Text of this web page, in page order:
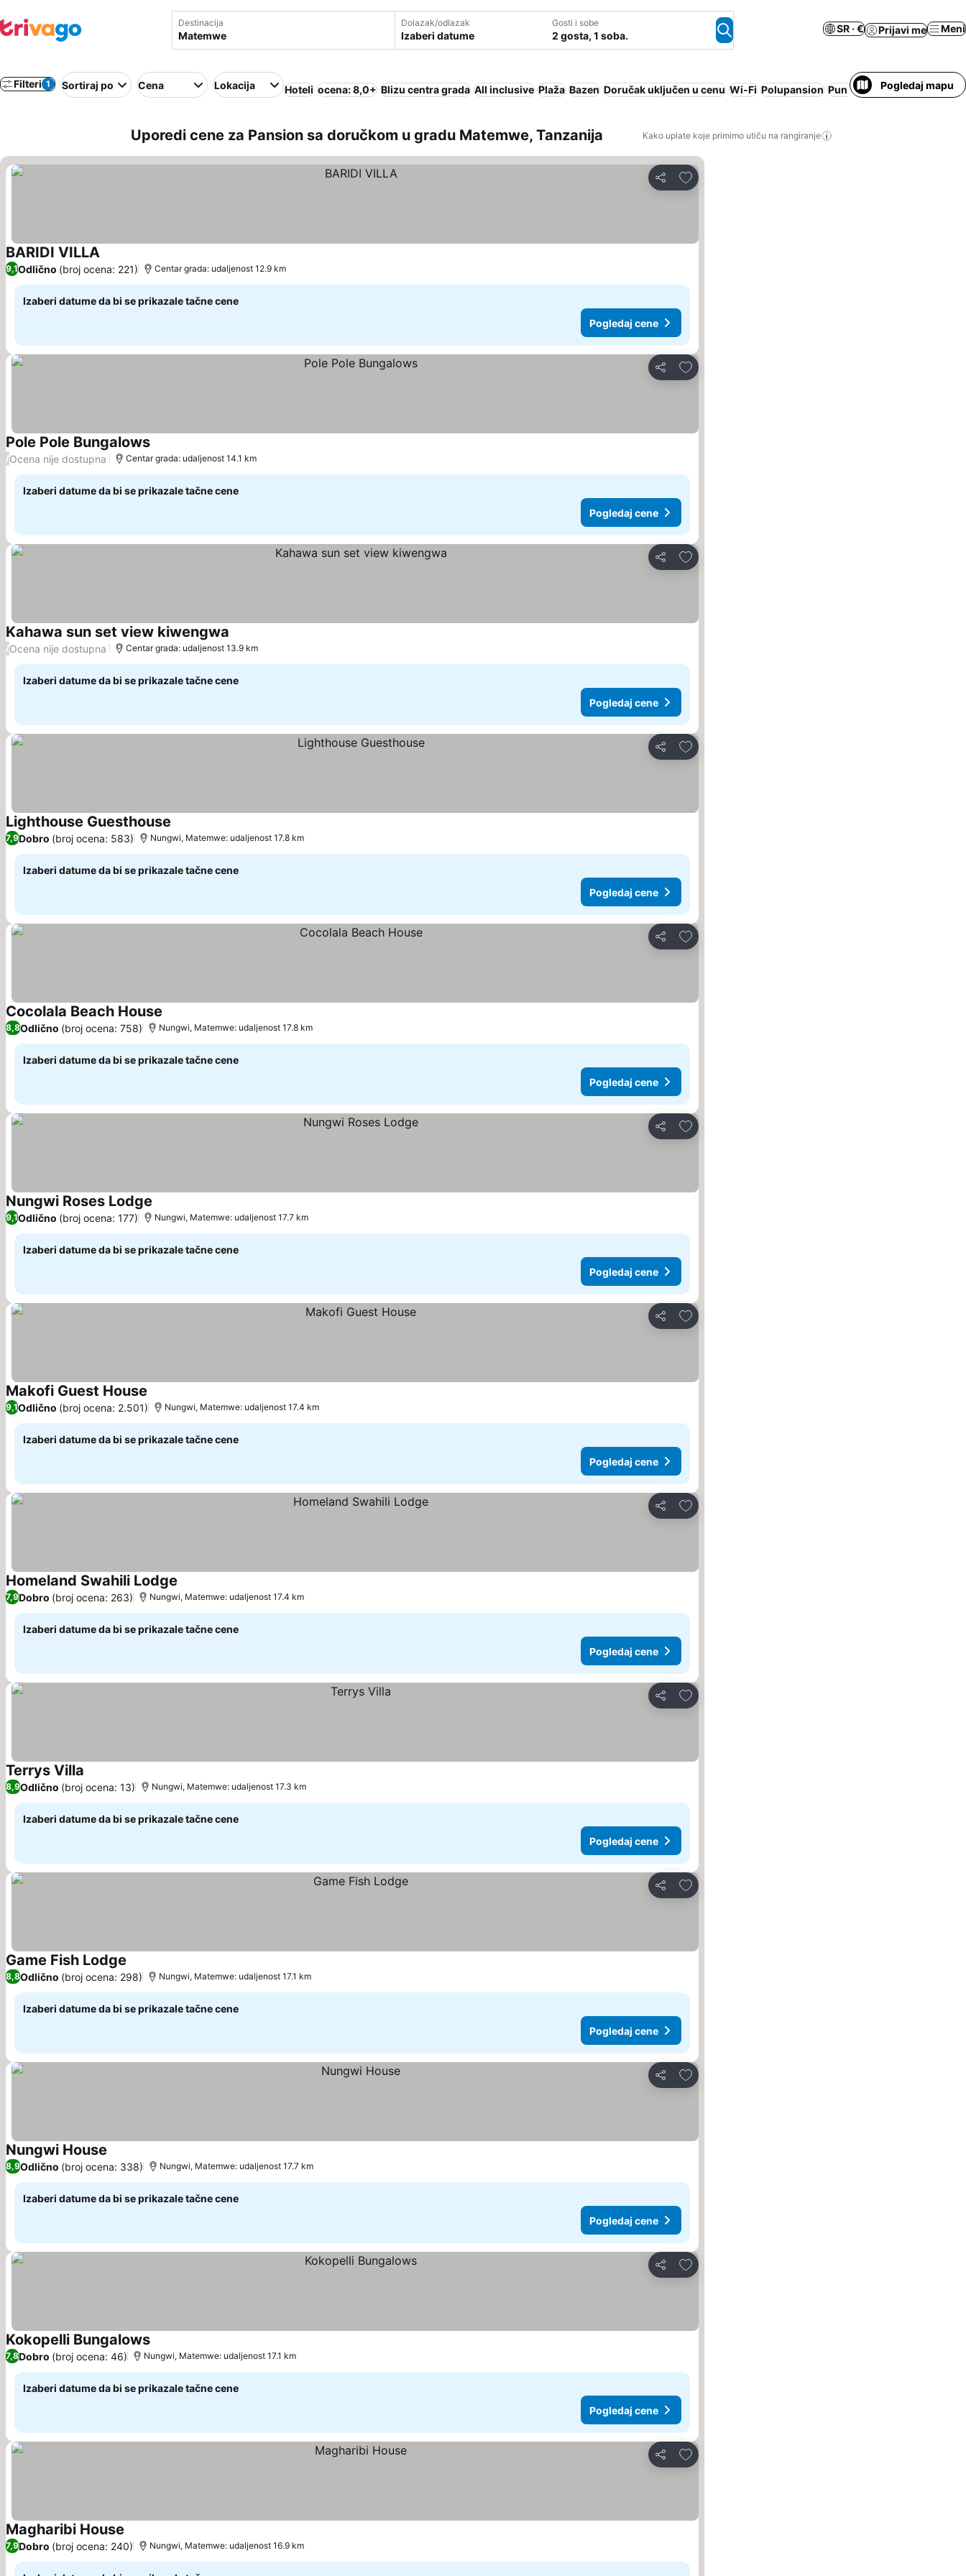
Destinacija Dolazak/odlazak
Izaberi datume
Gosti i sobe
2 gosta, 1 soba.
SR · € Prijavi me Meni
Filteri 1 Sortiraj po Cena Lokacija Hoteli ocena: 8,0+ Blizu centra grada All inclusive Plaža Bazen Doručak uključen u cenu Wi-Fi Polupansion Pun pansion Besplatno
Pogledaj mapu
Uporedi cene za Pansion sa doručkom u gradu Matemwe, Tanzanija Kako uplate koje primimo utiču na rangiranje
Deli
Dodati u favorite
BARIDI VILLAPogledaj cene
9,1Odlično (broj ocena: 221) Centar grada: udaljenost 12.9 km
Izaberi datume da bi se prikazale tačne cene
Pogledaj cene
Deli
Dodati u favorite
Pole Pole BungalowsPogledaj cene
/Ocena nije dostupna Centar grada: udaljenost 14.1 km
Izaberi datume da bi se prikazale tačne cene
Pogledaj cene
Deli
Dodati u favorite
Kahawa sun set view kiwengwa
/Ocena nije dostupna Centar grada: udaljenost 13.9 km
Izaberi datume da bi se prikazale tačne cene
Pogledaj cene
Deli
Dodati u favorite
Lighthouse Guesthouse
7,9Dobro (broj ocena: 583) Nungwi, Matemwe: udaljenost 17.8 km
Izaberi datume da bi se prikazale tačne cene
Pogledaj cene
Deli
Dodati u favorite
Cocolala Beach House
8,8Odlično (broj ocena: 758) Nungwi, Matemwe: udaljenost 17.8 km
Izaberi datume da bi se prikazale tačne cene
Pogledaj cene
Deli
Dodati u favorite
Nungwi Roses Lodge
9,1Odlično (broj ocena: 177) Nungwi, Matemwe: udaljenost 17.7 km
Izaberi datume da bi se prikazale tačne cene
Pogledaj cene
Deli
Dodati u favorite
Makofi Guest House Pogledaj cene
9,1Odlično (broj ocena: 2.501) Nungwi, Matemwe: udaljenost 17.4 km
Izaberi datume da bi se prikazale tačne cene
Pogledaj cene
Deli
Dodati u favorite
Homeland Swahili Lodge
7,9Dobro (broj ocena: 263) Nungwi, Matemwe: udaljenost 17.4 km
Izaberi datume da bi se prikazale tačne cene
Pogledaj cene
Deli
Dodati u favorite
Terrys Villa Pogledaj cene
8,9Odlično (broj ocena: 13) Nungwi, Matemwe: udaljenost 17.3 km
Izaberi datume da bi se prikazale tačne cene
Pogledaj cene
Deli
Dodati u favorite
Game Fish Lodge Pogledaj cene
8,8Odlično (broj ocena: 298) Nungwi, Matemwe: udaljenost 17.1 km
Izaberi datume da bi se prikazale tačne cene
Pogledaj cene
Deli
Dodati u favorite
Nungwi House Pogledaj cene
8,9Odlično (broj ocena: 338) Nungwi, Matemwe: udaljenost 17.7 km
Izaberi datume da bi se prikazale tačne cene
Pogledaj cene
Deli
Dodati u favorite
Kokopelli BungalowsPogledaj cene
7,8Dobro (broj ocena: 46) Nungwi, Matemwe: udaljenost 17.1 km
Izaberi datume da bi se prikazale tačne cene
Pogledaj cene
Deli
Dodati u favorite
Magharibi House Pogledaj cene
7,9Dobro (broj ocena: 240) Nungwi, Matemwe: udaljenost 16.9 km